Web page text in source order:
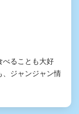
べることも大好
、ジャンジャン情